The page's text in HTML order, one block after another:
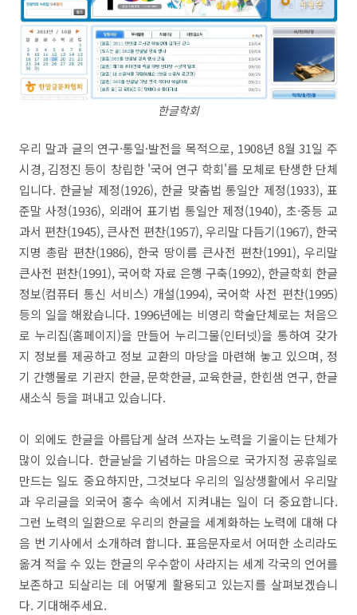
한글학회
우리 말과 글의 연구·통일·발전을 목적으로, 1908년 8월 31일 주
시경, 김정진 등이 창립한 '국어 연구 학회'를 모체로 탄생한 단체
입니다. 한글날 제정(1926), 한글 맞춤법 통일안 제정(1933), 표
준말 사정(1936), 외래어 표기법 통일안 제정(1940), 초·중등 교
과서 편찬(1945), 큰사전 편찬(1957), 우리말 다듬기(1967), 한국
지명 총람 편찬(1986), 한국 땅이름 큰사전 편찬(1991), 우리말
큰사전 편찬(1991), 국어학 자료 은행 구축(1992), 한글학회 한글
정보(컴퓨터 통신 서비스) 개설(1994), 국어학 사전 편찬(1995)
등의 일을 해왔습니다. 1996년에는 비영리 학술단체로는 처음으
로 누리집(홈페이지)을 만들어 누리그물(인터넷)을 통하여 갖가
지 정보를 제공하고 정보 교환의 마당을 마련해 놓고 있으며, 정
기 간행물로 기관지 한글, 문학한글, 교육한글, 한힌샘 연구, 한글
새소식 등을 펴내고 있습니다.
이 외에도 한글을 아름답게 살려 쓰자는 노력을 기울이는 단체가
많이 있습니다. 한글날을 기념하는 마음으로 국가지정 공휴일로
만드는 일도 중요하지만, 그것보다 우리의 일상생활에서 우리말
과 우리글을 외국어 홍수 속에서 지켜내는 일이 더 중요합니다.
그런 노력의 일환으로 우리의 한글을 세계화하는 노력에 대해 다
음 번 기사에서 소개하려 합니다. 표음문자로서 어떠한 소리라도
옮겨 적을 수 있는 한글의 우수함이 사라지는 세계 각국의 언어를
보존하고 되살리는 데 어떻게 활용되고 있는지를 살펴보겠습니
다. 기대해주세요.